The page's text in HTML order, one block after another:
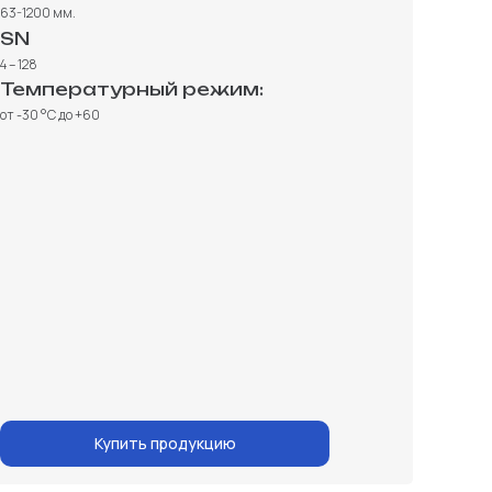
63-1200 мм.
SN
4 – 128
Температурный режим:
от -30 °С до +60
Купить продукцию